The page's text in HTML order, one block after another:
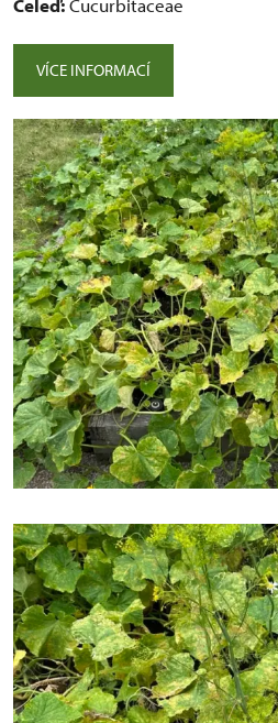
Čeleď:Cucurbitaceae
VÍCE INFORMACÍ